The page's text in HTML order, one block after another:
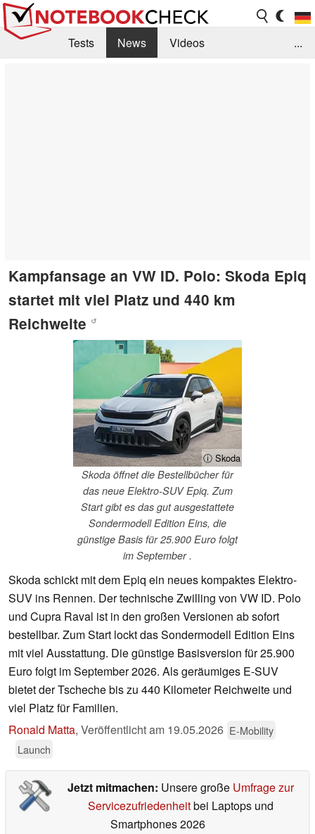
Tests News
Videos
...
Kampfansage an VW ID. Polo: Skoda Epiq
startet mit viel Platz und 440 km
Reichweite ↺
ⓘ Skoda
Skoda öffnet die Bestellbücher für
das neue Elektro-SUV Epiq. Zum
Start gibt es das gut ausgestattete
Sondermodell Edition Eins, die
günstige Basis für 25.900 Euro folgt
im September .
Skoda schickt mit dem Epiq ein neues kompaktes Elektro-
SUV ins Rennen. Der technische Zwilling von VW ID. Polo
und Cupra Raval ist in den großen Versionen ab sofort
bestellbar. Zum Start lockt das Sondermodell Edition Eins
mit viel Ausstattung. Die günstige Basisversion für 25.900
Euro folgt im September 2026. Als geräumiges E-SUV
bietet der Tscheche bis zu 440 Kilometer Reichweite und
viel Platz für Familien.
Ronald Matta, Veröffentlicht am 19.05.2026 E-Mobility
Launch
Jetzt mitmachen: Unsere große Umfrage zur
Servicezufriedenheitbei Laptops und
Smartphones 2026